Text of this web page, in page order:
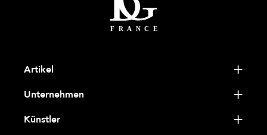
Artikel
Unternehmen
Künstler